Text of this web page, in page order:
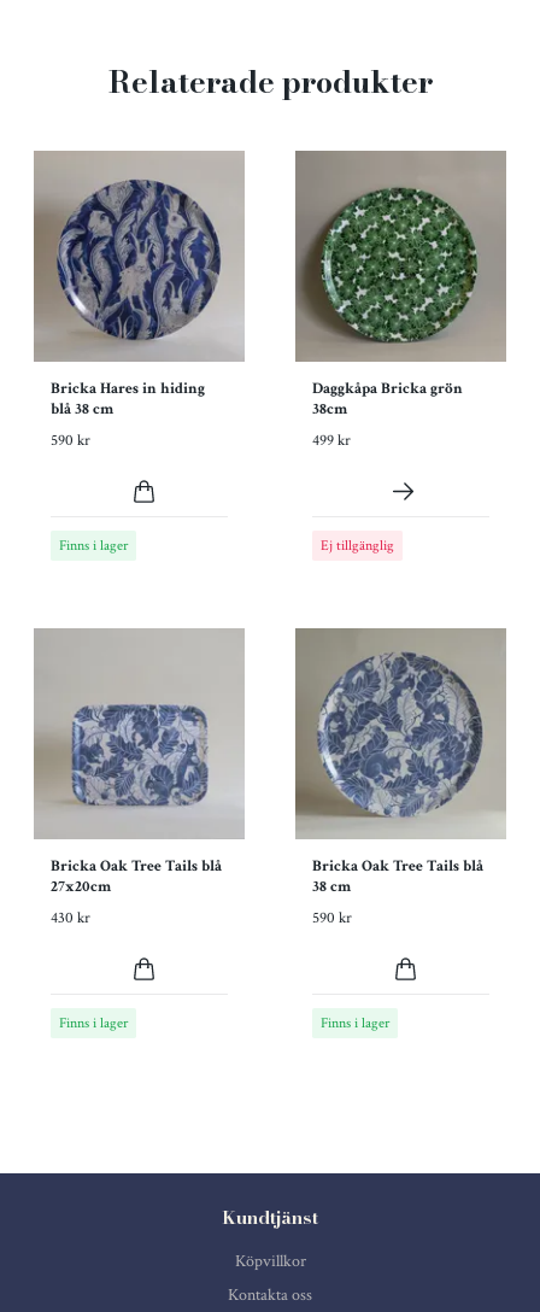
Relaterade produkter
Bricka Hares in hiding
blå 38 cm
590 kr
Finns i lager
Daggkåpa Bricka grön
38cm
499 kr
Ej tillgänglig
Bricka Oak Tree Tails blå
27x20cm
430 kr
Finns i lager
Bricka Oak Tree Tails blå
38 cm
590 kr
Finns i lager
Kundtjänst
Köpvillkor
Kontakta oss